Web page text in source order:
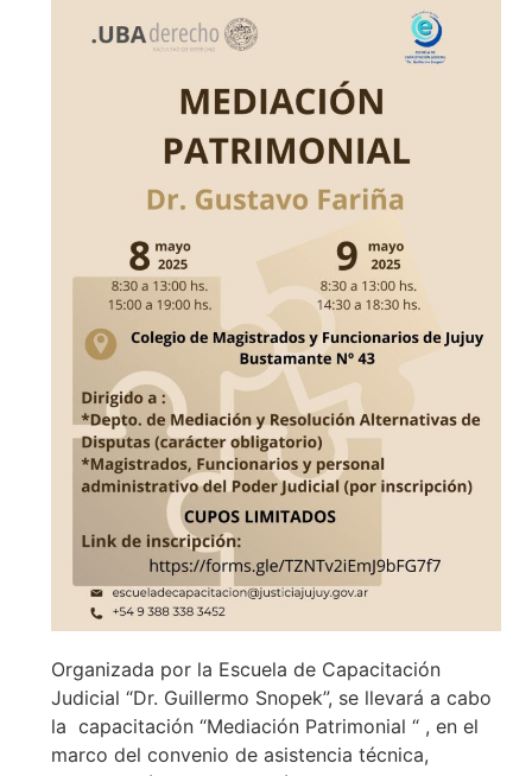
Organizada por la Escuela de Capacitación
Judicial “Dr. Guillermo Snopek”, se llevará a cabo
la capacitación “Mediación Patrimonial “ , en el
marco del convenio de asistencia técnica,